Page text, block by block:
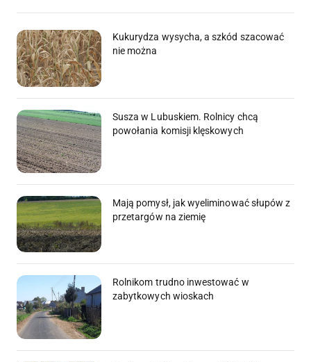
Kukurydza wysycha, a szkód szacować
nie można
Susza w Lubuskiem. Rolnicy chcą
powołania komisji klęskowych
Mają pomysł, jak wyeliminować słupów z
przetargów na ziemię
Rolnikom trudno inwestować w
zabytkowych wioskach